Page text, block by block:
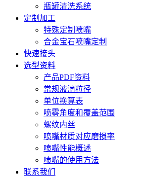
瓶罐清洗系统
定制加工
特殊定制喷嘴
合金宝石喷嘴定制
快速接头
选型资料
产品PDF资料
常规液滴粒径
单位换算表
喷雾角度和覆盖范围
螺纹内丝
喷嘴材质对应磨损率
喷嘴性能概述
喷嘴的使用方法
联系我们